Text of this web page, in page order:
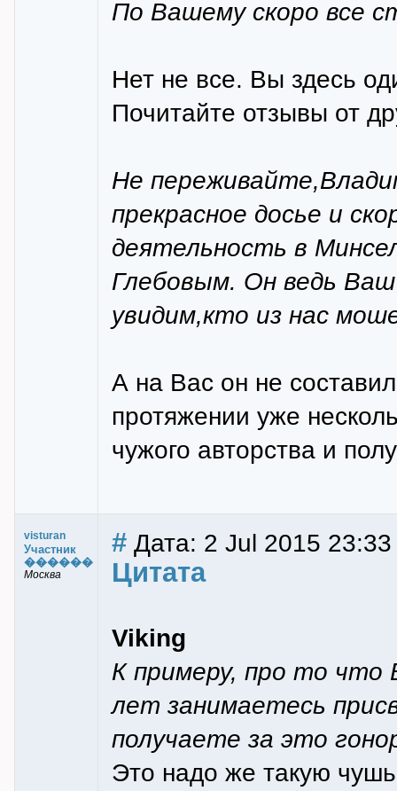
По Вашему скоро все
Нет не все. Вы здесь
Почитайте отзывы от
Не
прекрасное досье и
деятельность в
Глебовым. Он ведь
увидим,кто из нас
А на Вас он не
протяжении уже
чужого авторства и
visturan
Участник
������
Москва
# Дата: 2 Jul 2015 23:33
Цитата
Viking
К примеру, про то что
лет занимаетесь
получаете за это
Это надо же такую